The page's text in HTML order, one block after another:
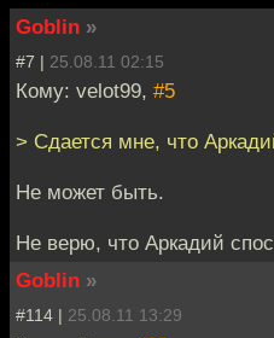
Goblin »
#7 | 25.08.11 02:15
Кому: velot99, #5
> Сдается мне, что
Не может быть.
Не верю, что Аркадий
Goblin »
#114 | 25.08.11 13:29